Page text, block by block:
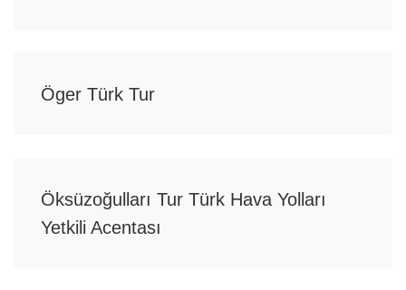
Öger Türk Tur
Öksüzoğulları Tur Türk Hava Yolları
Yetkili Acentası